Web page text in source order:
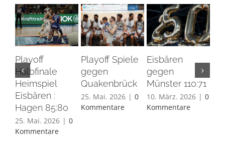
Playoff
Halbfinale
Heimspiel
Eisbären :
Hagen 85:80
25. Mai. 2026 | 0
Kommentare
Playoff Spiele
gegen
Quakenbrück
25. Mai. 2026 | 0
Kommentare
Eisbären
gegen
Münster 110:71
10. März. 2026 | 0
Kommentare